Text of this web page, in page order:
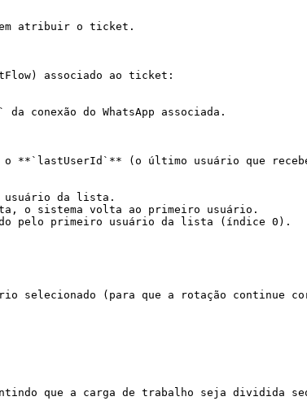
atribuir o ticket.
associado ao ticket:
conexão do WhatsApp associada.
(o último usuário que
usuário da lista.
o sistema volta ao primeiro usuário.
pelo primeiro usuário da lista (índice 0).
selecionado (para que a rotação continue
que a carga de trabalho seja dividida